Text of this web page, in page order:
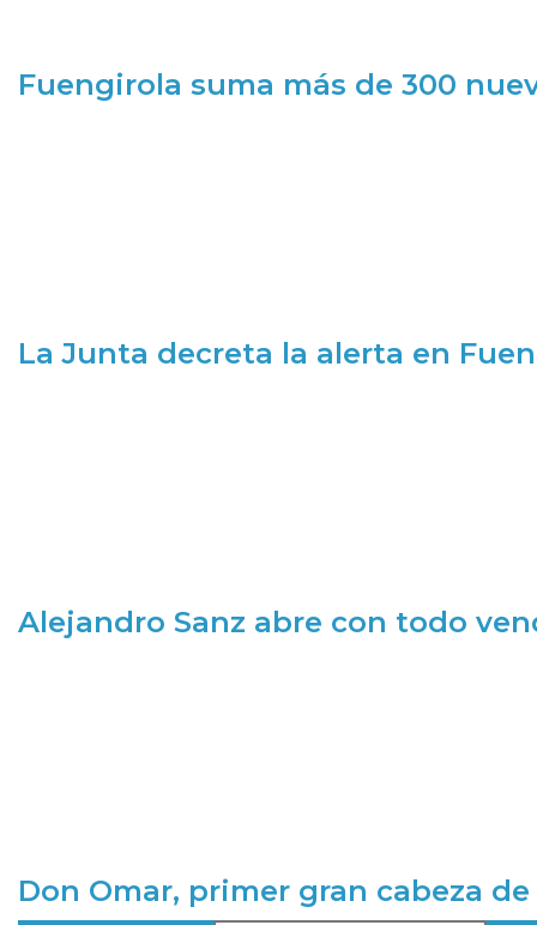
Fuengirola suma más de 300
La Junta decreta la alerta en
Alejandro Sanz abre con todo
Don Omar, primer gran cabeza